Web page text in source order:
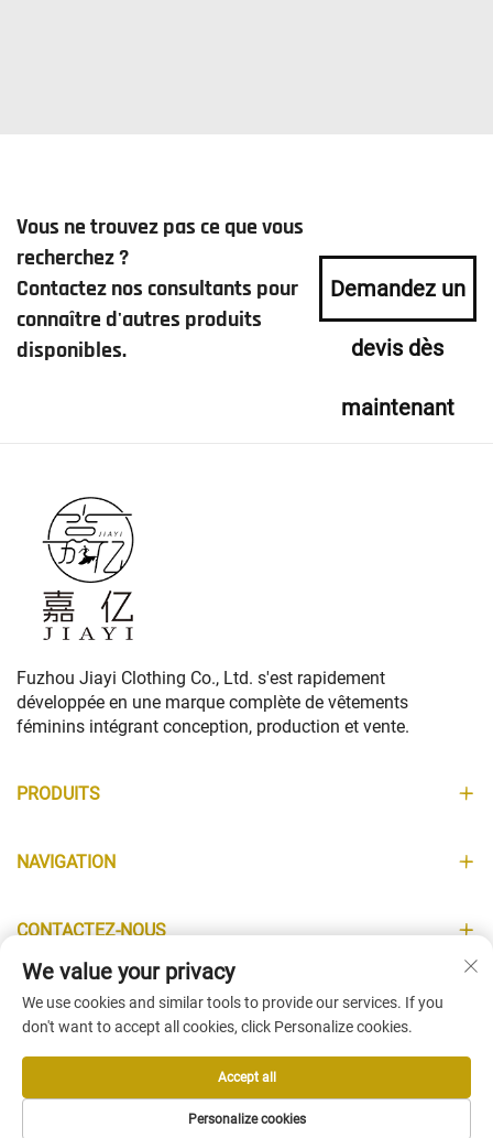
Vous ne trouvez pas ce que vous
recherchez ?
Contactez nos consultants pour
connaître d'autres produits
disponibles.
Demandez un
devis dès
maintenant
Fuzhou Jiayi Clothing Co., Ltd. s'est rapidement
développée en une marque complète de vêtements
féminins intégrant conception, production et vente.
PRODUITS
NAVIGATION
CONTACTEZ-NOUS
INFORMATIONS
Copyright © Fuzhou Jiayi Clothing Co., Ltd. All Rights Reserved -
We value your privacy
We use cookies and similar tools to provide our services. If you
don't want to accept all cookies, click Personalize cookies.
Personalize cookies
Accept all